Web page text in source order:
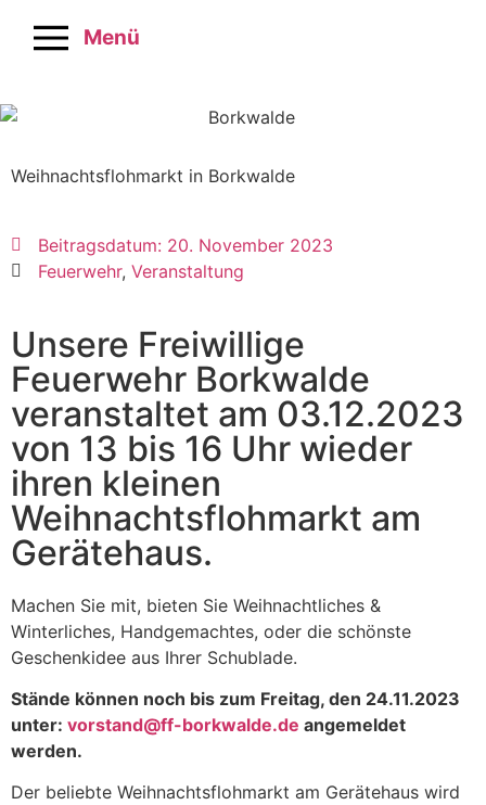
Menü
Weihnachtsflohmarkt in Borkwalde
Beitragsdatum: 20. November 2023
Feuerwehr, Veranstaltung
Unsere Freiwillige
Feuerwehr Borkwalde
veranstaltet am 03.12.2023
von 13 bis 16 Uhr wieder
ihren kleinen
Weihnachtsflohmarkt am
Gerätehaus.
Machen Sie mit, bieten Sie Weihnachtliches &
Winterliches, Handgemachtes, oder die schönste
Geschenkidee aus Ihrer Schublade.
Stände können noch bis zum Freitag, den 24.11.2023
unter: vorstand@ff-borkwalde.de angemeldet
werden.
Der beliebte Weihnachtsflohmarkt am Gerätehaus wird